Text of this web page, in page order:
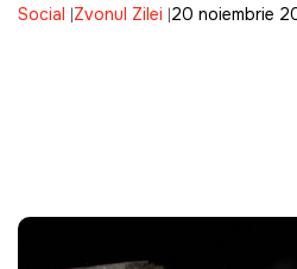
moldovean, posibil plin
Social Zvonul Zilei 20 noiembrie